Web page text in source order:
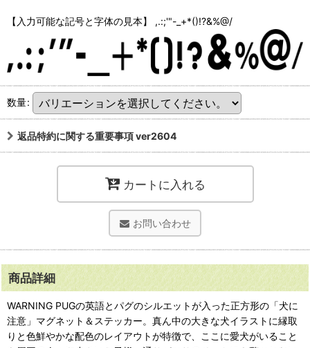
【入力可能な記号と字体の見本】 ,.:;'"-_+*()!?&%@/
数量:
返品特約に関する重要事項 ver2604
カートに入れる
お問い合わせ
商品詳細
WARNING PUGの英語とパグのシルエットが入った正方形の「犬に
注意」マグネット＆ステッカー。真ん中の大きな犬イラストに縁取
りと色鮮やかな配色のレイアウトが特徴で、ここに愛犬がいること